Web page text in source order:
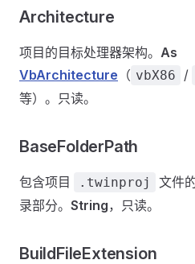
Architecture
项目的目标处理器架构。 As
VbArchitecture （ vbX86 /
等）。只读。
BaseFolderPath
包含项目 .twinproj 文件
录部分。 String，只读。
BuildFileExtension